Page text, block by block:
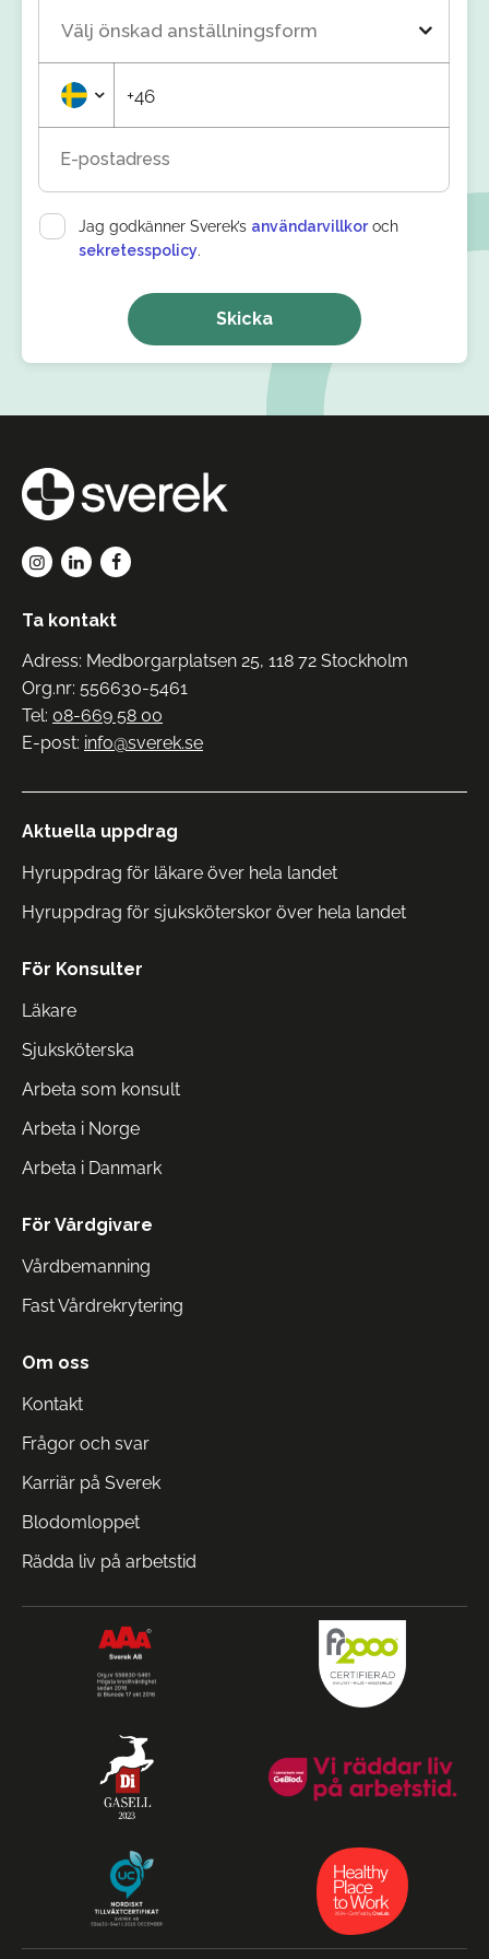
Välj önskad anställningsform
+46
E-postadress
Jag godkänner Sverek’s användarvillkoroch
sekretesspolicy.
Skicka
Ta kontakt
Adress: Medborgarplatsen 25, 118 72 Stockholm
Org.nr: 556630-5461
Tel: 08-669 58 00
E-post: info@sverek.se
Aktuella uppdrag
Hyruppdrag för läkare över hela landet
Hyruppdrag för sjuksköterskor över hela landet
För Konsulter
Läkare
Sjuksköterska
Arbeta som konsult
Arbeta i Norge
Arbeta i Danmark
För Vårdgivare
Vårdbemanning
Fast Vårdrekrytering
Om oss
Kontakt
Frågor och svar
Karriär på Sverek
Blodomloppet
Rädda liv på arbetstid